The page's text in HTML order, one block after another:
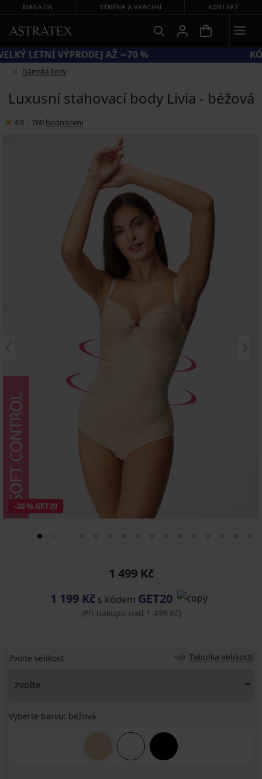
MAGAZÍN VÝMĚNA A VRÁCENÍ KONTAKT
VELKÝ LETNÍ VÝPRODEJ AŽ −70 %
Dámská body
Luxusní stahovací body Livia - béžová
4,8 760 hodnocení
-20 % GET20
1 499 Kč
1 199 Kč s kódem GET20
(Při nákupu nad 1 499 Kč)
Zvolte velikost Tabulka velikostí
Vyberte barvu: béžová